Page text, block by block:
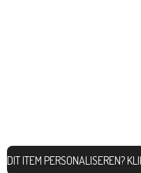
DIT ITEM PERSONALISEREN?